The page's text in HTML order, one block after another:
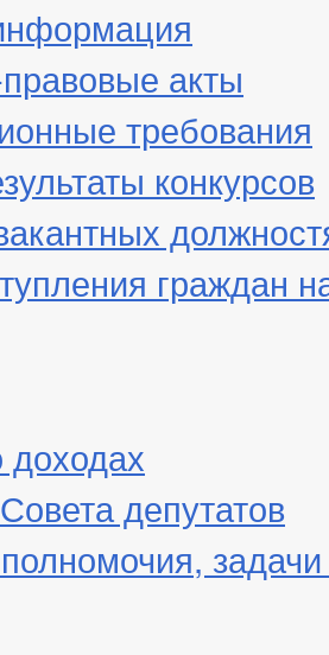
акты
требования
конкурсов
граждан
депутатов